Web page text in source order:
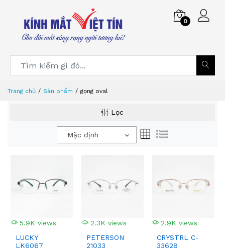
0
Trang chủ Sản phẩm gọng oval
Lọc
Mặc định
5.9K views
LUCKY
LK6067
2.3K views
PETERSON
21033
2.9K views
CRYSTRL C-
33628